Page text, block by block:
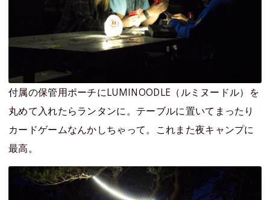
付属の保管用ポーチにLUMINOODLE（ルミヌードル）を
丸めて入れたらランタンに。テーブルに置いてまったり
カードゲームなんかしちゃって。これまた夜キャンプに
最高。